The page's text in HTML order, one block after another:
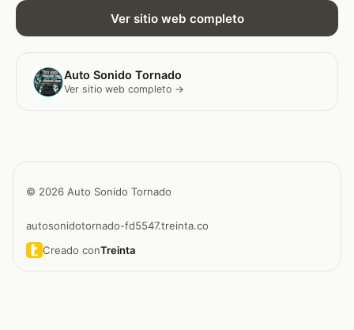
Ver sitio web completo
Auto Sonido Tornado
Ver sitio web completo →
© 2026 Auto Sonido Tornado
autosonidotornado-fd5547.treinta.co
Creado conTreinta